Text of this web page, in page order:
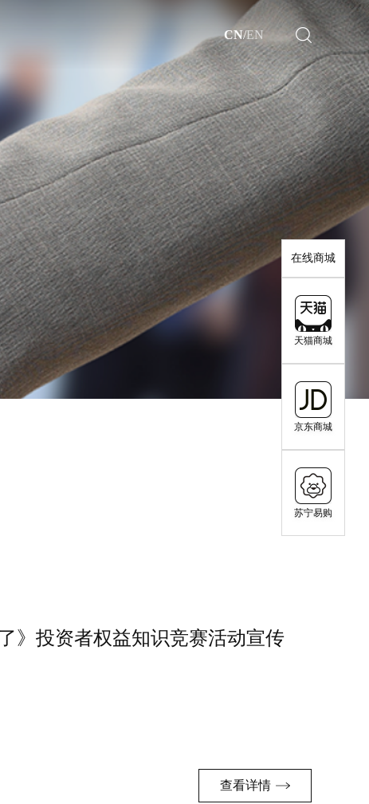
了解更多>>
了解更多>>
CN/EN
在线商城
天猫商城
京东商城
苏宁易购
了》投资者权益知识竞赛活动宣传
查看详情